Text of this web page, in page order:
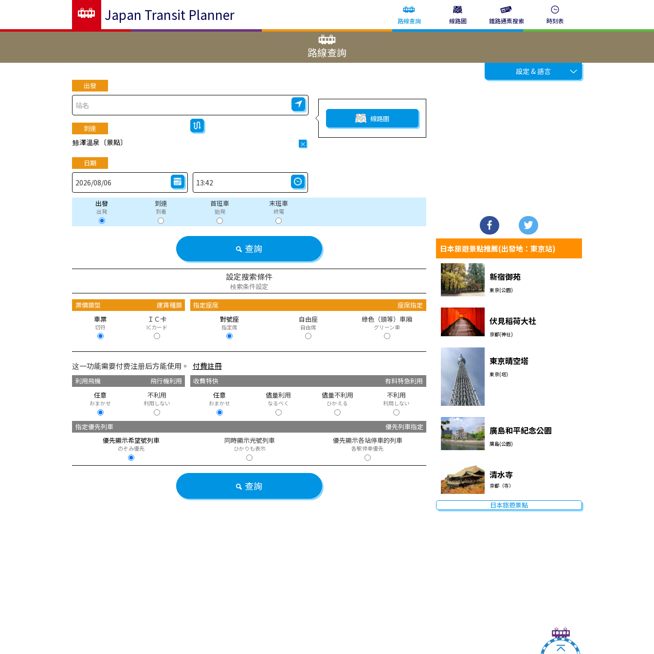
Japan Transit Planner 路線查詢 線路圖 鐵路通票搜索 時刻表
路線查詢
設定 & 語言
出發
到達
鯵澤溫泉〔景點〕 ×
線路圖
日期
出發
出発
到達
到着
首班車
始発
末班車
終電
查詢
設定搜索條件
検索条件設定
票價類型
運賃種類
車票
切符
ＩＣ卡
ICカード
指定座席
座席指定
對號座
指定席
自由座
自由席
綠色（頭等）車廂
グリーン車
这一功能需要付费注册后方能使用。 付費註冊
利用飛機
飛行機利用
任意
おまかせ
不利用
利用しない
收費特快
有料特急利用
任意
おまかせ
儘量利用
なるべく
儘量不利用
ひかえる
不利用
利用しない
指定優先列車
優先列車指定
優先顯示希望號列車
のぞみ優先
同時顯示光號列車
ひかりも表示
優先顯示各站停車的列車
各駅停車優先
查詢
日本旅遊景點推薦(出發地：東京站)
新宿御苑
東京(公園)
伏見稻荷大社
京都(神社)
東京晴空塔
東京(塔)
廣島和平紀念公園
廣島(公園)
清水寺
京都（寺）
日本旅遊景點